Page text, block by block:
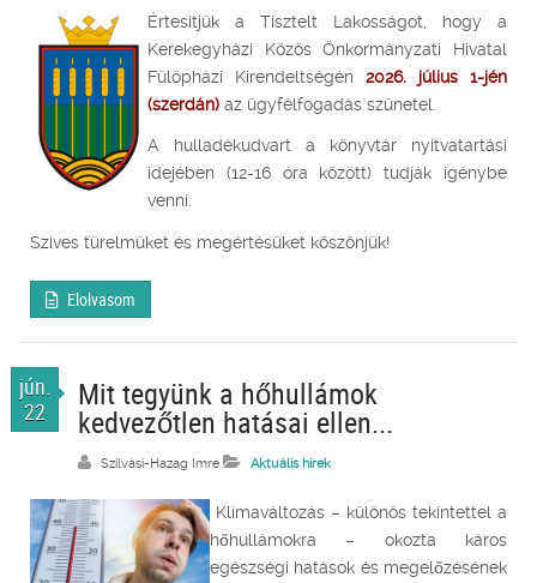
Értesítjük a Tisztelt Lakosságot, hogy a
Kerekegyházi Közös Önkormányzati Hivatal
Fülöpházi Kirendeltségén 2026. július 1-jén
(szerdán) az ügyfélfogadás szünetel.
A hulladékudvart a könyvtár nyitvatartási
idejében (12-16 óra között) tudják igénybe
venni.
Szíves türelmüket és megértésüket köszönjük!
Elolvasom
jún.
22
Mit tegyünk a hőhullámok
kedvezőtlen hatásai ellen...
Szilvási-Hazag Imre Aktuális hírek
Klímaváltozás – különös tekintettel a
hőhullámokra – okozta káros
egészségi hatások és megelőzésének